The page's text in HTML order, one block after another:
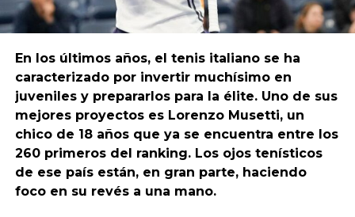
En los últimos años, el tenis italiano se ha
caracterizado por invertir muchísimo en
juveniles y prepararlos para la élite. Uno de sus
mejores proyectos es Lorenzo Musetti, un
chico de 18 años que ya se encuentra entre los
260 primeros del ranking. Los ojos tenísticos
de ese país están, en gran parte, haciendo
foco en su revés a una mano.